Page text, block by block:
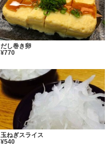
だし巻き卵
¥770
玉ねぎスライス
¥540